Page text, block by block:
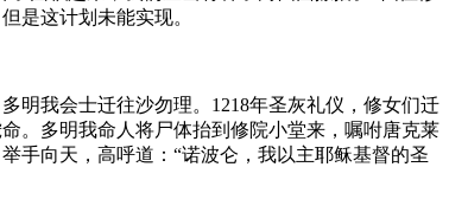
是这计划未能实现。
明我会士迁往沙勿理。1218年圣灰礼仪，修女们迁
。多明我命人将尸体抬到修院小堂来，嘱咐唐克莱
手向天，高呼道：“诺波仑，我以主耶稣基督的圣